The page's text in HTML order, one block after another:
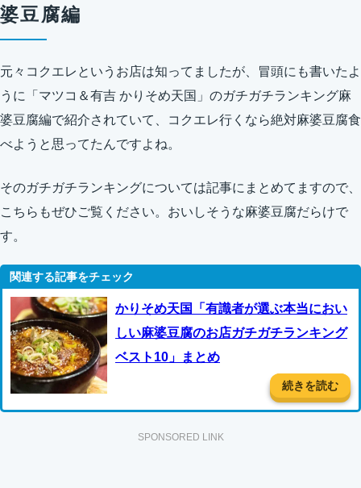
婆豆腐編
元々コクエレというお店は知ってましたが、冒頭にも書いたよ
うに「マツコ＆有吉 かりそめ天国」のガチガチランキング麻
婆豆腐編で紹介されていて、コクエレ行くなら絶対麻婆豆腐食
べようと思ってたんですよね。
そのガチガチランキングについては記事にまとめてますので、
こちらもぜひご覧ください。おいしそうな麻婆豆腐だらけで
す。
かりそめ天国「有識者が選ぶ本当におい
しい麻婆豆腐のお店ガチガチランキング
ベスト10」まとめ
続きを読む
SPONSORED LINK